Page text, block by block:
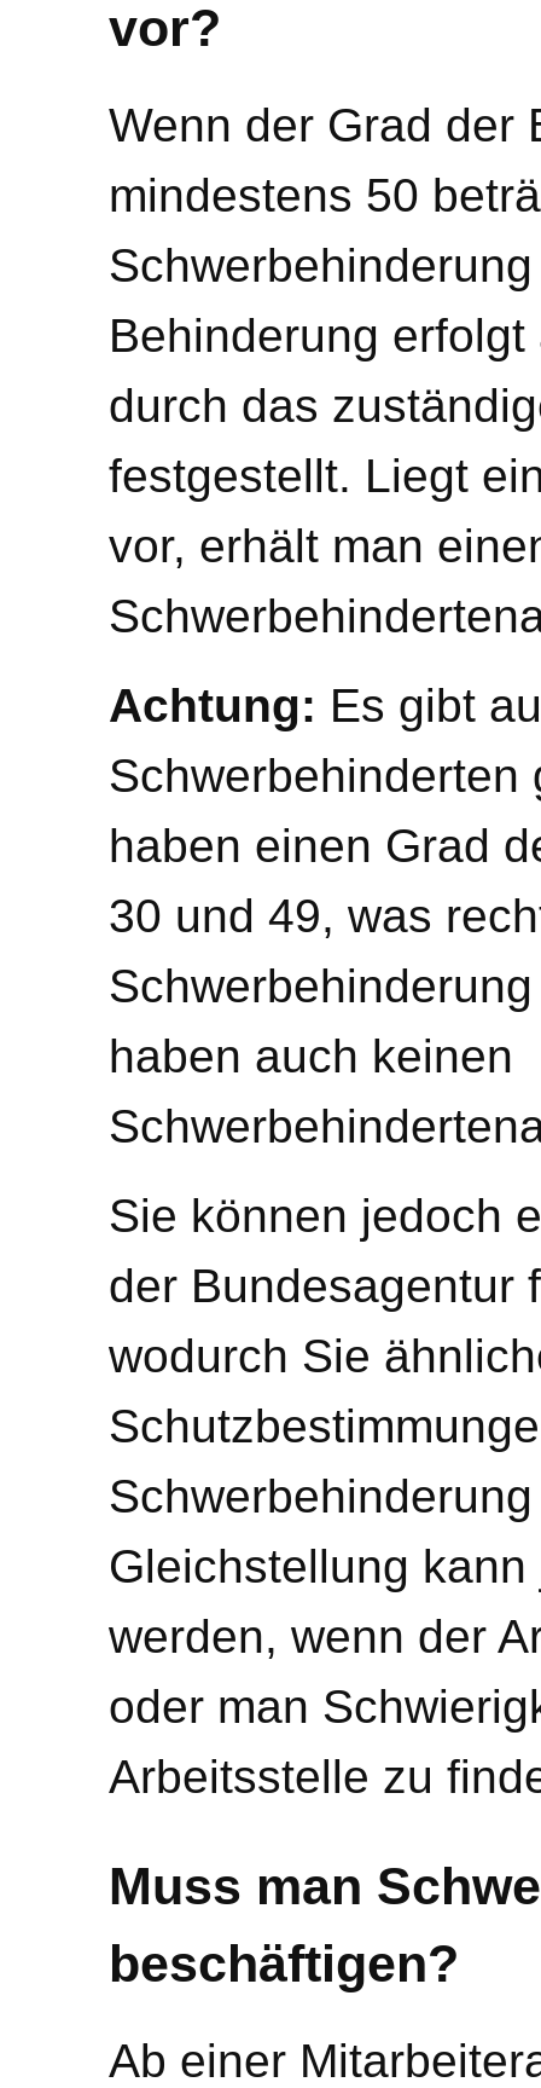
vor?
Wenn der Grad der
mindestens 50
Behinderung
durch das
festgestellt. Liegt
vor, erhält man
Achtung: Es gibt
haben einen Grad
30 und 49, was
haben auch keinen
Sie können jedoch
der Bundesagentur
wodurch Sie
Gleichstellung
werden, wenn der
oder man
Arbeitsstelle zu
Muss man
beschäftigen?
Ab einer